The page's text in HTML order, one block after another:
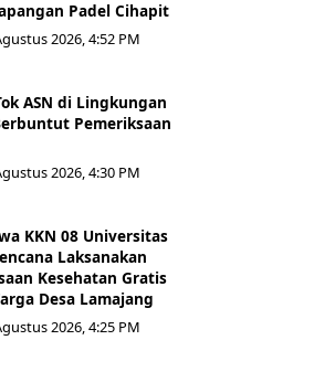
Padel Cihapit
2026, 4:52 PM
ASN di Lingkungan
Pemeriksaan
2026, 4:30 PM
KKN 08 Universitas
Laksanakan
Kesehatan Gratis
Desa Lamajang
2026, 4:25 PM